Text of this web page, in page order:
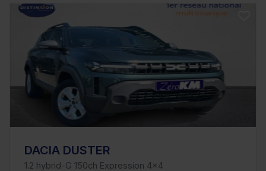
DACIA DUSTER
1.2 hybrid-G 150ch Expression 4x4